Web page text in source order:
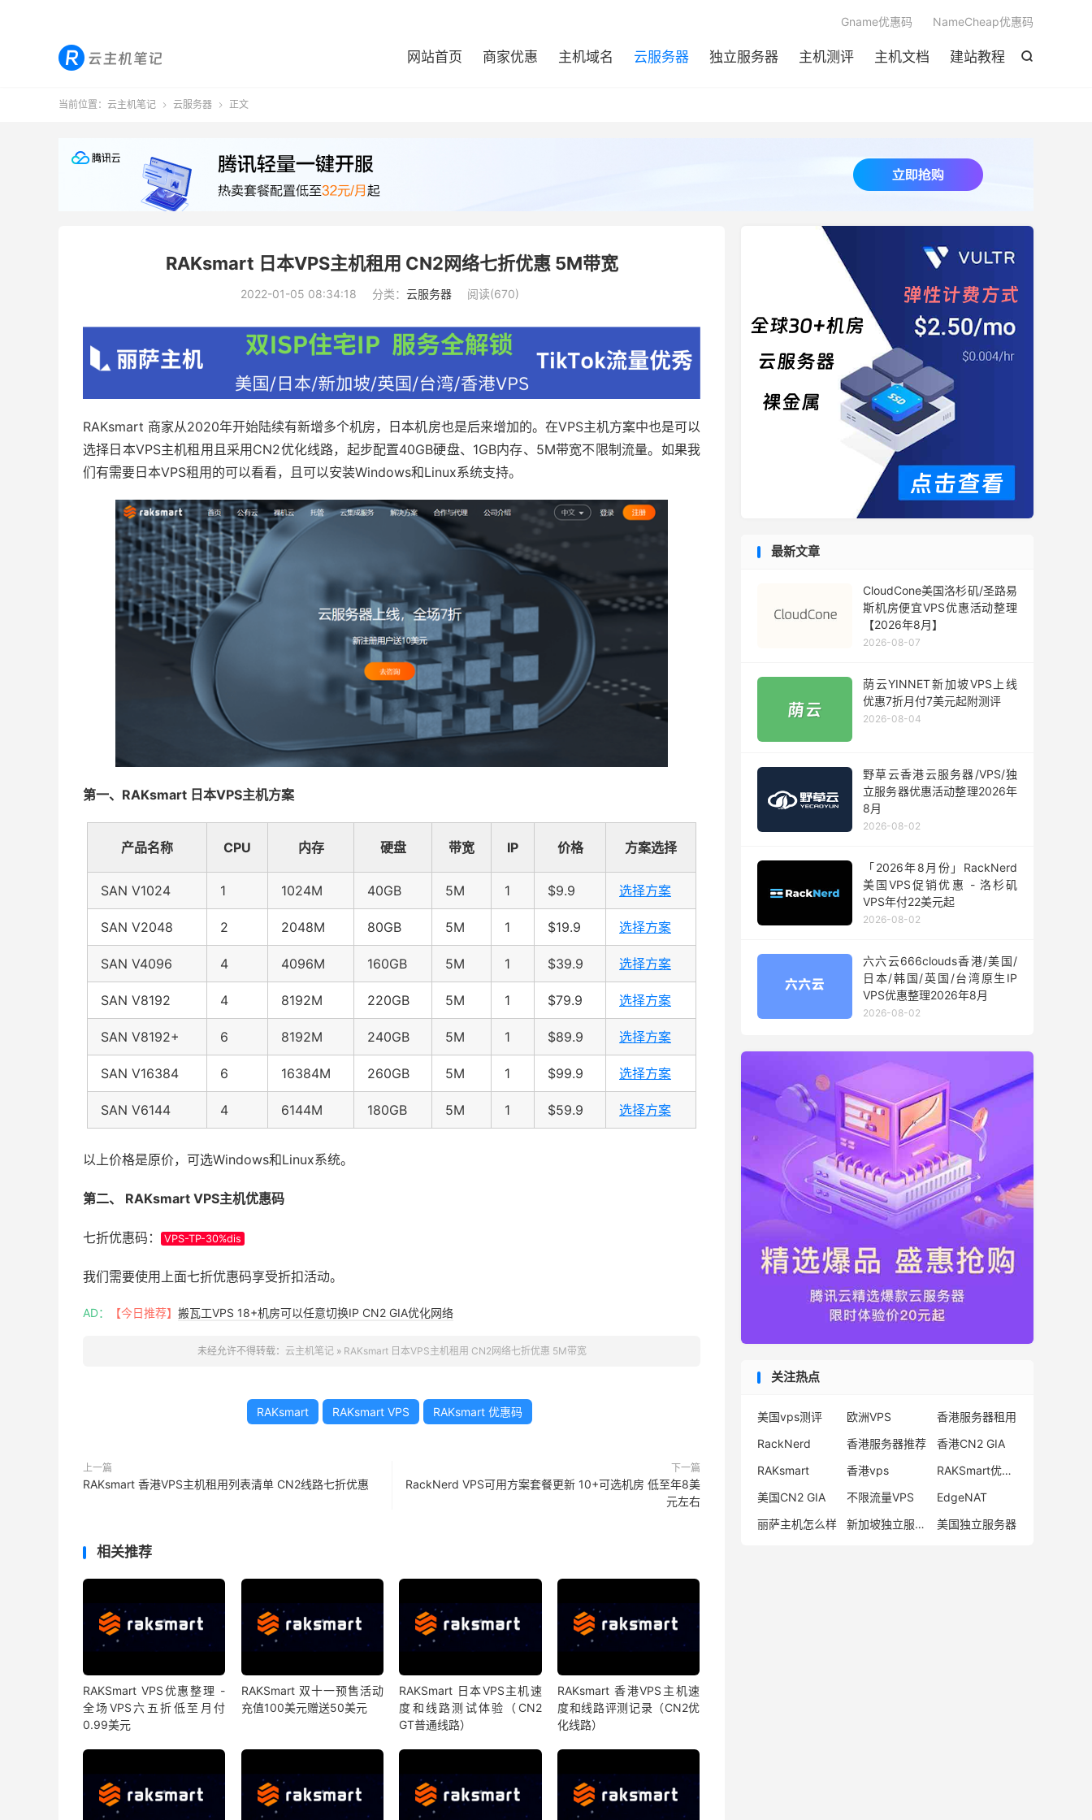

网站首页 商家优惠 主机域名 云服务器 独立服务器 主机测评 主机文档 建站教程
Gname优惠码 NameCheap优惠码
当前位置： 云主机笔记  云服务器  正文
RAKsmart 日本VPS主机租用 CN2网络七折优惠 5M带宽
2022-01-05 08:34:18 分类： 云服务器 阅读(670)
RAKsmart 商家从2020年开始陆续有新增多个机房，日本机房也是后来增加的。在VPS主机方案中也是可以
选择日本VPS主机租用且采用CN2优化线路，起步配置40GB硬盘、1GB内存、5M带宽不限制流量。如果我
们有需要日本VPS租用的可以看看，且可以安装Windows和Linux系统支持。
第一、RAKsmart 日本VPS主机方案
产品名称 CPU 内存 硬盘 带宽 IP 价格 方案选择
SAN V1024 1 1024M 40GB 5M 1 $9.9 选择方案
SAN V2048 2 2048M 80GB 5M 1 $19.9 选择方案
SAN V4096 4 4096M 160GB 5M 1 $39.9 选择方案
SAN V8192 4 8192M 220GB 5M 1 $79.9 选择方案
SAN V8192+ 6 8192M 240GB 5M 1 $89.9 选择方案
SAN V16384 6 16384M 260GB 5M 1 $99.9 选择方案
SAN V6144 4 6144M 180GB 5M 1 $59.9 选择方案
以上价格是原价，可选Windows和Linux系统。
第二、 RAKsmart VPS主机优惠码
七折优惠码： VPS-TP-30%dis
我们需要使用上面七折优惠码享受折扣活动。
AD： 【今日推荐】 搬瓦工VPS 18+机房可以任意切换IP CN2 GIA优化网络
未经允许不得转载： 云主机笔记» RAKsmart 日本VPS主机租用 CN2网络七折优惠 5M带宽
RAKsmart RAKsmart VPS RAKsmart 优惠码
上一篇
RAKsmart 香港VPS主机租用列表清单 CN2线路七折优惠
下一篇
RackNerd VPS可用方案套餐更新 10+可选机房 低至年8美
元左右
相关推荐
RAKSmart VPS优惠整理 -
全场VPS六五折低至月付
0.99美元
RAKSmart 双十一预售活动
充值100美元赠送50美元
RAKSmart 日本VPS主机速
度和线路测试体验（CN2
GT普通线路）
RAKsmart 香港VPS主机速
度和线路评测记录（CN2优
化线路）
最新文章
CloudCone美国洛杉矶/圣路易
斯机房便宜VPS优惠活动整理
【2026年8月】
2026-08-07
荫云YINNET新加坡VPS上线
优惠7折月付7美元起附测评
2026-08-04
野草云香港云服务器/VPS/独
立服务器优惠活动整理2026年
8月
2026-08-02
「2026年8月份」RackNerd
美国VPS促销优惠 - 洛杉矶
VPS年付22美元起
2026-08-02
六六云666clouds香港/美国/
日本/韩国/英国/台湾原生IP
VPS优惠整理2026年8月
2026-08-02
关注热点
美国vps测评 欧洲VPS
香港服务器租用
RackNerd
香港服务器推荐
香港CN2 GIA
RAKsmart
香港vps
RAKSmart优惠码
美国CN2 GIA
不限流量VPS
EdgeNAT
丽萨主机怎么样
新加坡独立服务器 美国独立服务器